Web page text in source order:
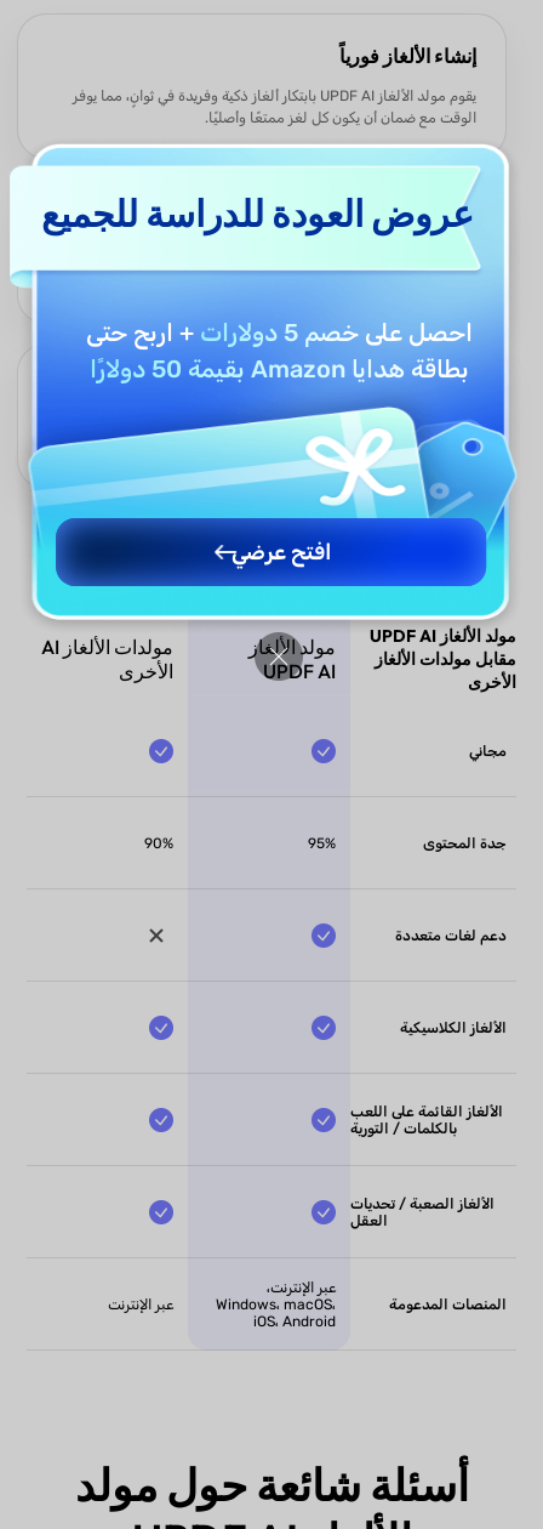
إنشاء الألغاز فورياً
يقوم مولد الألغاز UPDF AI بابتكار ألغاز ذكية وفريدة في ثوانٍ، مما يوفر
الوقت مع ضمان أن يكون كل لغز ممتعًا وأصليًا.
قابل للتخصيص لأي جمهور
يمكن تعديل الألغاز حسب مستوى الصعوبة والفئة المستهدفة، مما يجعلها
دعم لغات متعددة
يمكن للأداة إنشاء الألغاز بعدة لغات، مما يجعلها مرنة ومناسبة
للمستخدمين حول العالم.
مولد الألغاز UPDF AI
مقابل مولدات الألغاز
الأخرى
مولد الألغاز
UPDF AI
مولدات الألغاز AI
الأخرى
مجاني
جدة المحتوى 95%
90%
دعم لغات متعددة
الألغاز الكلاسيكية
الألغاز القائمة على اللعب
بالكلمات / التورية
الألغاز الصعبة / تحديات
العقل
المنصات المدعومة
عبر الإنترنت،
Windows، macOS،
iOS، Android
عبر الإنترنت
أسئلة شائعة حول مولد
عروض العودة للدراسة للجميع
احصل علىخصم 5 دولارات
+ اربح حتى
بطاقة هدايا Amazon بقيمة 50 دولارًا
افتح عرضي